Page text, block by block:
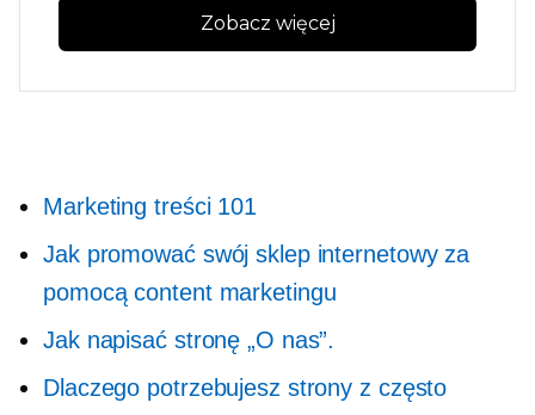
Zobacz więcej
Marketing treści 101
Jak promować swój sklep internetowy za
pomocą content marketingu
Jak napisać stronę „O nas”.
Dlaczego potrzebujesz strony z często